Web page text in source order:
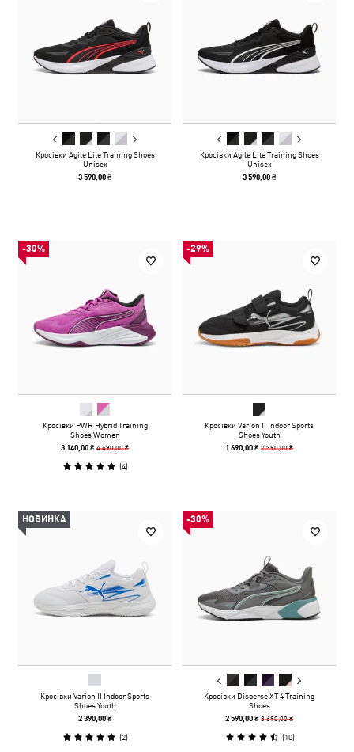
Кросівки Agile Lite Training Shoes
Unisex
3 590,00 ₴
Кросівки Agile Lite Training Shoes
Unisex
3 590,00 ₴
-30%
Кросівки PWR Hybrid Training
Shoes Women
3 140,00 ₴4 490,00 ₴
(4)
-29%
Кросівки Varion II Indoor Sports
Shoes Youth
1 690,00 ₴2 390,00 ₴
НОВИНКА
Кросівки Varion II Indoor Sports
Shoes Youth
2 390,00 ₴
(2)
-30%
Кросівки Disperse XT 4 Training
Shoes
2 590,00 ₴3 690,00 ₴
(10)